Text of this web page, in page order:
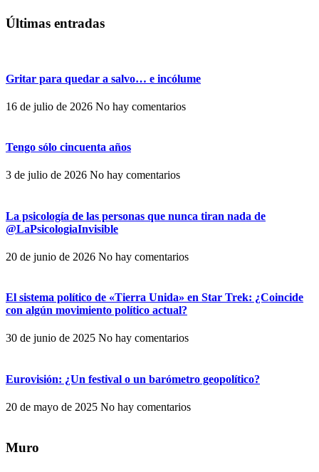
Últimas entradas
Gritar para quedar a salvo… e incólume
16 de julio de 2026 No hay comentarios
Tengo sólo cincuenta años
3 de julio de 2026 No hay comentarios
La psicología de las personas que nunca tiran nada de
@LaPsicologiaInvisible
20 de junio de 2026 No hay comentarios
El sistema político de «Tierra Unida» en Star Trek: ¿Coincide
con algún movimiento político actual?
30 de junio de 2025 No hay comentarios
Eurovisión: ¿Un festival o un barómetro geopolítico?
20 de mayo de 2025 No hay comentarios
Muro